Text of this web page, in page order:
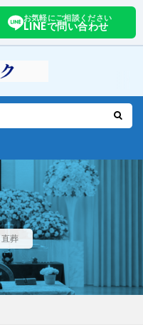
お気軽にご相談ください
LINEで問い合わせ
直葬